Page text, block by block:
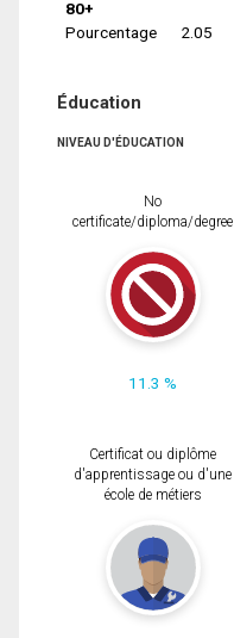
80+
Pourcentage
2.05
Éducation
NIVEAU D'ÉDUCATION
No
certificate/diploma/degree
11.3 %
Certificat ou diplôme
d'apprentissage ou d'une
école de métiers